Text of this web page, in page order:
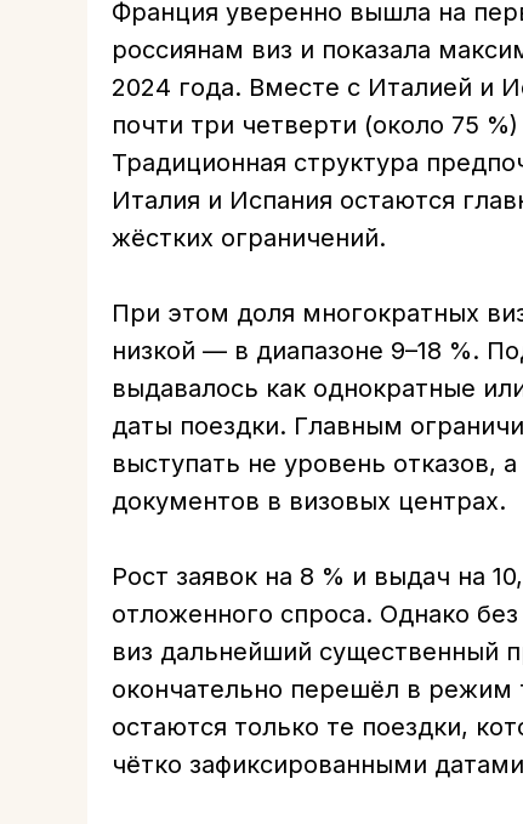
Франция уверенно вышла на
россиянам виз и показала
2024 года. Вместе с Италией и
почти три четверти (около 75
Традиционная структура
Италия и Испания остаются
жёстких ограничений.
При этом доля многократных
низкой — в диапазоне 9–18 %.
выдавалось как однократные
даты поездки. Главным
выступать не уровень отказов,
документов в визовых центрах.
Рост заявок на 8 % и выдач на
отложенного спроса. Однако
виз дальнейший существенный
окончательно перешёл в режим
остаются только те поездки,
чётко зафиксированными